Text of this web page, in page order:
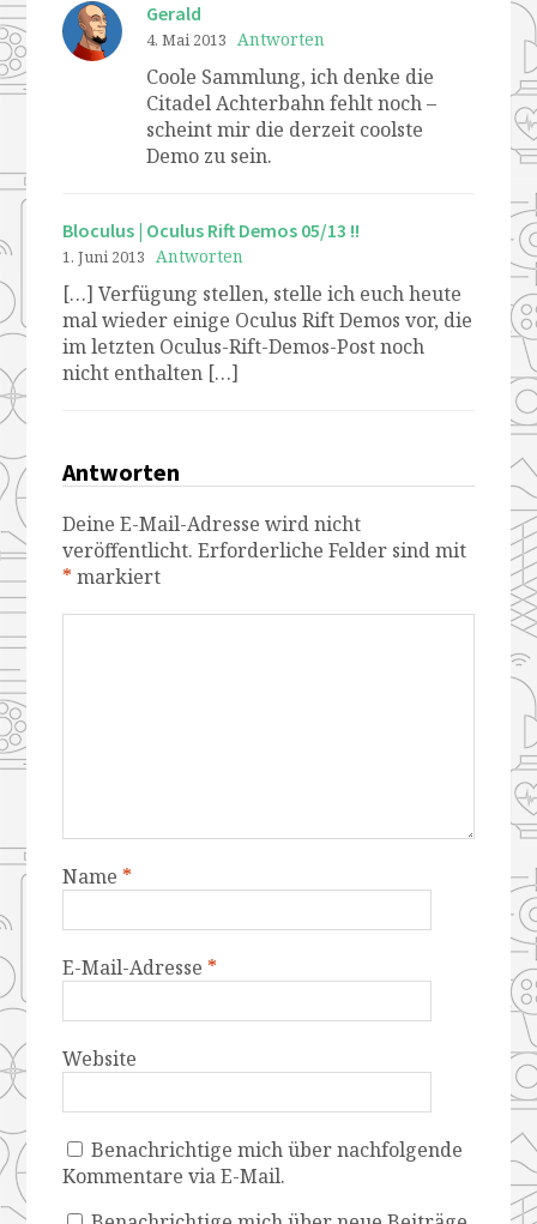
Gerald
4. Mai 2013 Antworten
Coole Sammlung, ich denke die
Citadel Achterbahn fehlt noch –
scheint mir die derzeit coolste
Demo zu sein.
Bloculus | Oculus Rift Demos 05/13 !!
1. Juni 2013 Antworten
[…] Verfügung stellen, stelle ich euch heute
mal wieder einige Oculus Rift Demos vor, die
im letzten Oculus-Rift-Demos-Post noch
nicht enthalten […]
Antworten
Deine E-Mail-Adresse wird nicht
veröffentlicht. Erforderliche Felder sind mit
* markiert
Name *
E-Mail-Adresse *
Website
Benachrichtige mich über nachfolgende
Kommentare via E-Mail.